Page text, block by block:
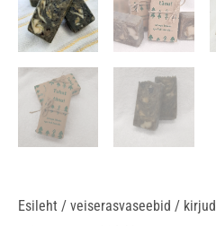
Esileht / veiserasvaseebid / kirjud
kamoseep